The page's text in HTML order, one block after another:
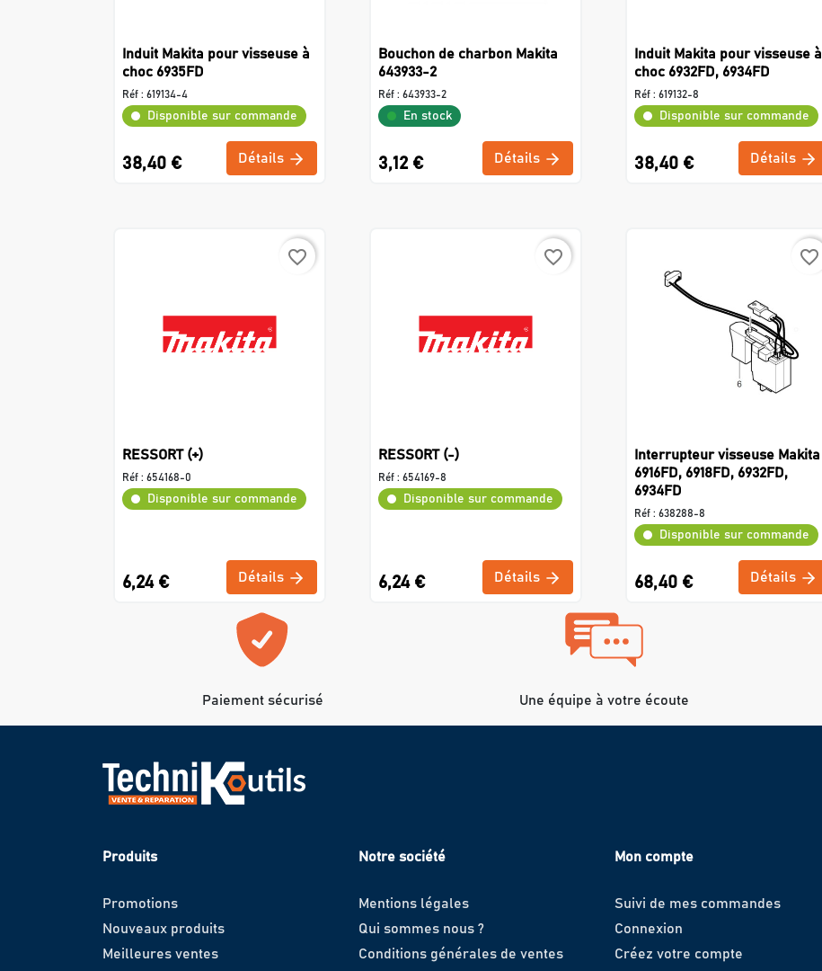
Induit Makita pour visseuse à
choc 6935FD
Réf : 619134-4
Disponible sur commande
38,40 € Détails
Bouchon de charbon Makita
643933-2
Réf : 643933-2
En stock
3,12 € Détails
Induit Makita pour visseuse à
choc 6932FD, 6934FD
Réf : 619132-8
Disponible sur commande
38,40 € Détails
favorite_border
RESSORT (+)
Réf : 654168-0
Disponible sur commande
6,24 € Détails
favorite_border
RESSORT (-)
Réf : 654169-8
Disponible sur commande
6,24 € Détails
favorite_border
Interrupteur visseuse Makita
6916FD, 6918FD, 6932FD,
6934FD
Réf : 638288-8
Disponible sur commande
68,40 € Détails
Paiement sécurisé Une équipe à votre écoute
Produits
Promotions
Nouveaux produits
Meilleures ventes
Notre société
Mentions légales
Qui sommes nous ?
Conditions générales de ventes
Mon compte
Suivi de mes commandes
Connexion
Créez votre compte